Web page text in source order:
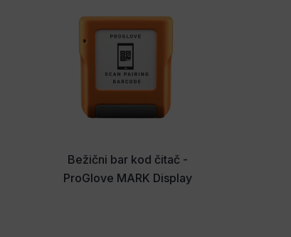
Bežični bar kod čitač -
ProGlove MARK Display